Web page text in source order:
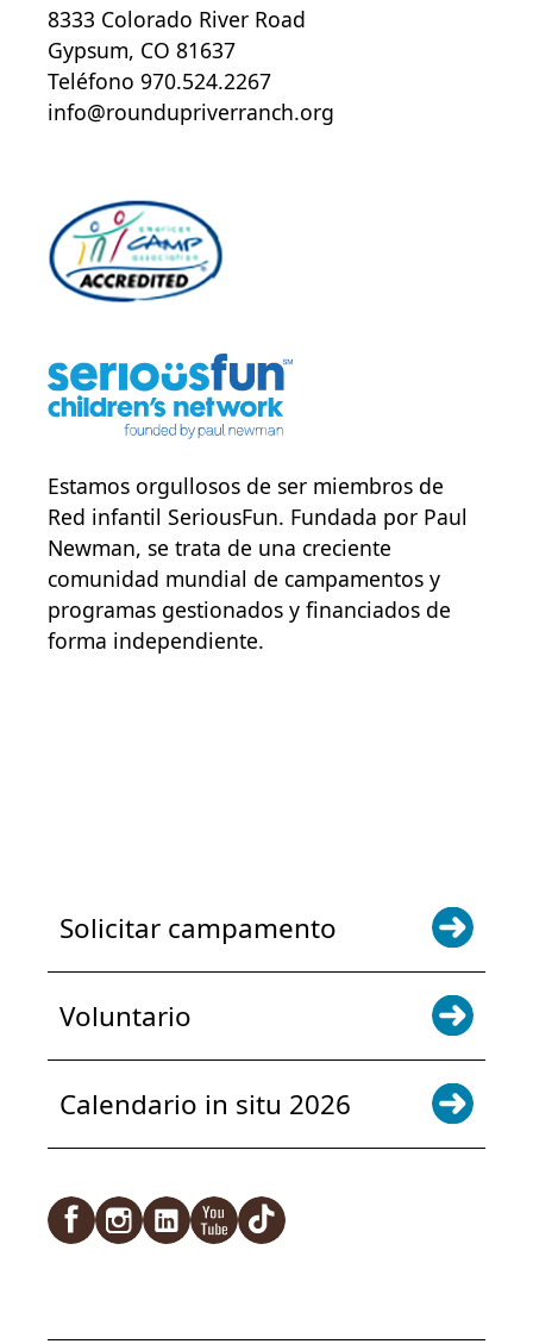
8333 Colorado River Road
Gypsum, CO 81637
Teléfono 970.524.2267
info@roundupriverranch.org
Estamos orgullosos de ser miembros de
Red infantil SeriousFun. Fundada por Paul
Newman, se trata de una creciente
comunidad mundial de campamentos y
programas gestionados y financiados de
forma independiente.
Solicitar campamento
Voluntario
Calendario in situ 2026